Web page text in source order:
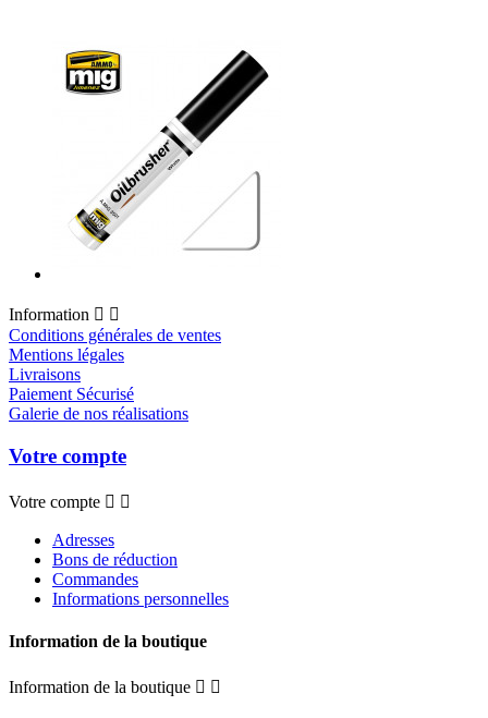
Information  
Conditions générales de ventes
Mentions légales
Livraisons
Paiement Sécurisé
Galerie de nos réalisations
Votre compte
Votre compte  
Adresses
Bons de réduction
Commandes
Informations personnelles
Information de la boutique
Information de la boutique  